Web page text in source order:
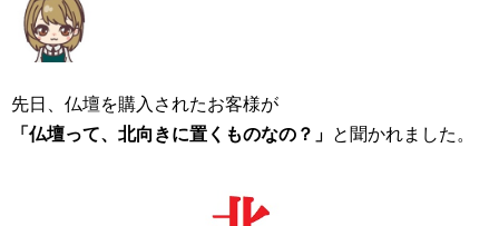
先日、仏壇を購入されたお客様が
「仏壇って、北向きに置くものなの？」 と聞かれました。